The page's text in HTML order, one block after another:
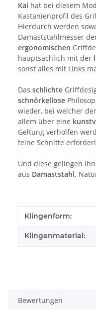
Kai hat bei diesem
Kastanienprofil des
Hierdurch werden
Damaststahlmesser
ergonomischen
hauptsächlich mit der
sonst alles mit Links
Das schlichte
schnörkellose
wieder, bei welcher
allem über eine
Geltung verholfen
feine Schnitte
Und diese gelingen
aus Damaststahl.
Produkteigenschaft
Wert
Klingenform:
Klingenmaterial:
Bewertungen